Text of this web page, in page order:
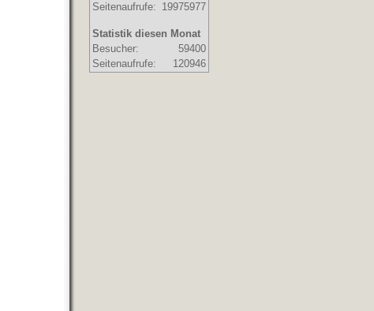
Seitenaufrufe: 19975977
Statistik diesen Monat
Besucher:
59400
Seitenaufrufe:
120946